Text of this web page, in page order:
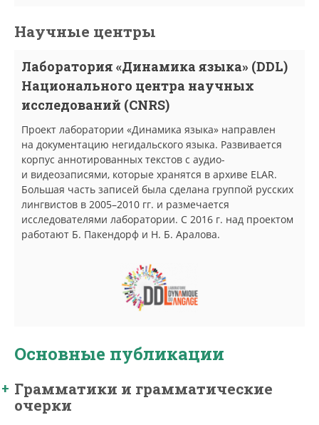
Научные центры
Лаборатория «Динамика языка» (DDL)
Национального центра научных
исследований (CNRS)
Проект лаборатории «Динамика языка» направлен
на документацию негидальского языка. Развивается
корпус аннотированных текстов с аудио-
и видеозаписями, которые хранятся в архиве ELAR.
Большая часть записей была сделана группой русских
лингвистов в 2005–2010 гг. и размечается
исследователями лаборатории. С 2016 г. над проектом
работают Б. Пакендорф и Н. Б. Аралова.
Основные публикации
Грамматики и грамматические
очерки